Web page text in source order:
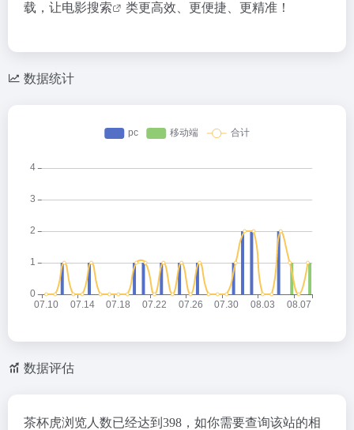
载，让电影搜索 类更高效、更便捷、更精准！
数据统计
数据评估
茶杯虎浏览人数已经达到398，如你需要查询该站的相